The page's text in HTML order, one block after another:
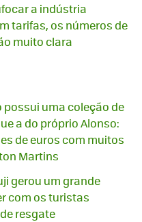
a indústria
tarifas, os números de
muito clara
possui uma coleção de
a do próprio Alonso:
de euros com muitos
Martins
gerou um grande
com os turistas
resgate